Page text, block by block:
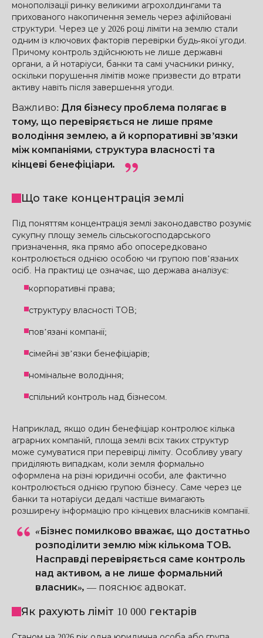
монополізації ринку великими агрохолдингами та
прихованого накопичення земель через афілійовані
структури. Через це у 2026 році ліміти на землю стали
одним із ключових факторів перевірки будь-якої угоди.
Причому контроль здійснюють не лише державні
органи, а й нотаріуси, банки та самі учасники ринку,
оскільки порушення лімітів може призвести до втрати
активу навіть після завершення угоди.
Важливо: Для бізнесу проблема полягає в
тому, що перевіряється не лише пряме
володіння землею, а й корпоративні зв’язки
між компаніями, структура власності та
кінцеві бенефіціари.
Що таке концентрація землі
Під поняттям концентрація землі законодавство розуміє
сукупну площу земель сільськогосподарського
призначення, яка прямо або опосередковано
контролюється однією особою чи групою пов’язаних
осіб. На практиці це означає, що держава аналізує:
корпоративні права;
структуру власності ТОВ;
пов’язані компанії;
сімейні зв’язки бенефіціарів;
номінальне володіння;
спільний контроль над бізнесом.
Наприклад, якщо один бенефіціар контролює кілька
аграрних компаній, площа землі всіх таких структур
може сумуватися при перевірці ліміту. Особливу увагу
приділяють випадкам, коли земля формально
оформлена на різні юридичні особи, але фактично
контролюється однією групою бізнесу. Саме через це
банки та нотаріуси дедалі частіше вимагають
розширену інформацію про кінцевих власників компанії.
«Бізнес помилково вважає, що достатньо
розподілити землю між кількома ТОВ.
Насправді перевіряється саме контроль
над активом, а не лише формальний
власник», — пояснює адвокат.
Як рахують ліміт 10 000 гектарів